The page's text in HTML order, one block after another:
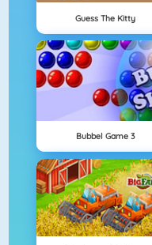
Guess The Kitty
Bubbel Game 3